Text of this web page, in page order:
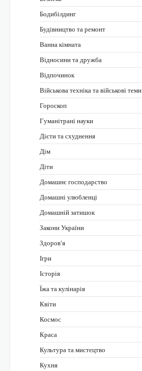
Бодибілдинг
Будівництво та ремонт
Ванна кімната
Відносини та дружба
Відпочинок
Військова техніка та військові теми
Гороскоп
Гуманітрані науки
Дієти та схуднення
Дім
Діти
Домашнє господарство
Домашні улюбленці
Домашній затишок
Закони України
Здоров'я
Ігри
Історія
Їжа та кулінарія
Квіти
Космос
Краса
Культура та мистецтво
Кухня